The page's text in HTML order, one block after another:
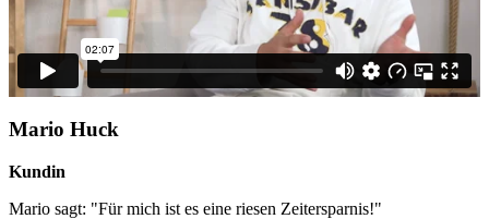
Mario Huck
Kundin
Mario sagt: "Für mich ist es eine riesen Zeitersparnis!"